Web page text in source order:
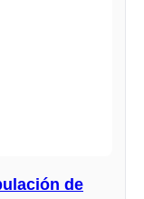
de